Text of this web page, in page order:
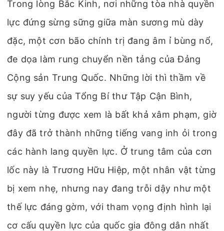
Trong lòng Bắc Kinh, nơi những tòa nhà quyền
lực đứng sừng sững giữa màn sương mù dày
đặc, một cơn bão chính trị đang âm ỉ bùng nổ,
đe dọa làm rung chuyển nền tảng của Đảng
Cộng sản Trung Quốc. Những lời thì thầm về
sự suy yếu của Tổng Bí thư Tập Cận Bình,
người từng được xem là bất khả xâm phạm, giờ
đây đã trở thành những tiếng vang inh ỏi trong
các hành lang quyền lực. Ở trung tâm của cơn
lốc này là Trương Hữu Hiệp, một nhân vật từng
bị xem nhẹ, nhưng nay đang trỗi dậy như một
thế lực đáng gờm, với tham vọng định hình lại
cơ cấu quyền lực của quốc gia đông dân nhất